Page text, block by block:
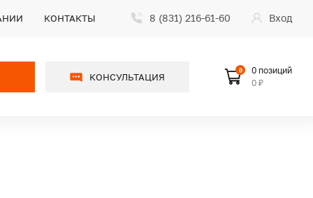
КОНТАКТЫ 8 (831) 216-61-60 Вход
КОНСУЛЬТАЦИЯ
0
0 позиций
0 ₽